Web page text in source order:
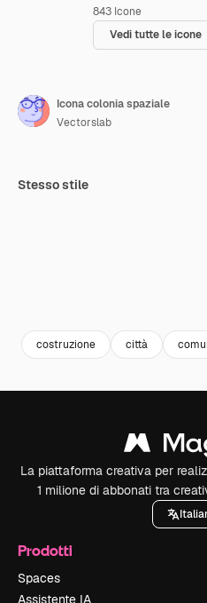
843 Icone
Vedi tutte le icone
Icona colonia spaziale
Vectorslab
Stesso stile
costruzione città
La piattaforma creativa per
1 milione di abbonati tra
Prodotti
Spaces
Assistente IA